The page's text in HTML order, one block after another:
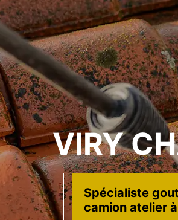
VIRY
Spécialiste
camion atelier